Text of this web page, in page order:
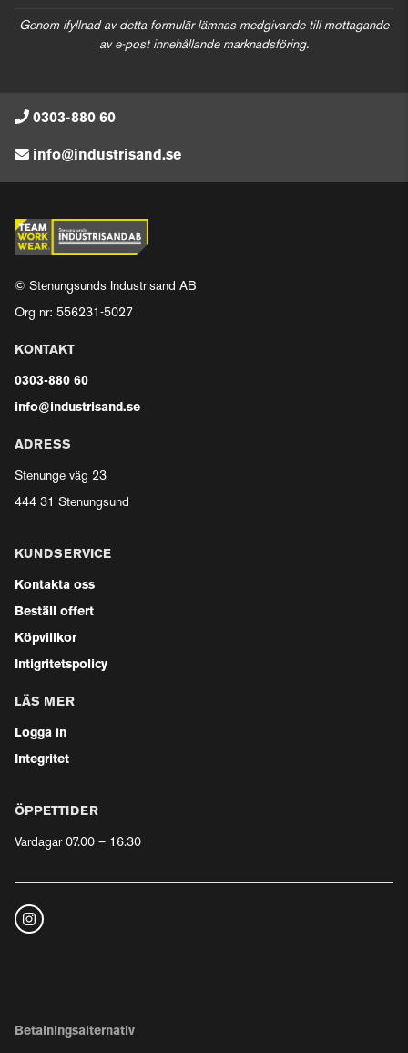
Genom ifyllnad av detta formulär lämnas medgivande till mottagande
av e-post innehållande marknadsföring.
0303-880 60
info@industrisand.se
© Stenungsunds Industrisand AB
Org nr: 556231-5027
KONTAKT
0303-880 60
info@industrisand.se
ADRESS
Stenunge väg 23
444 31 Stenungsund
KUNDSERVICE
Kontakta oss
Beställ offert
Köpvillkor
Intigritetspolicy
LÄS MER
Logga in
Integritet
ÖPPETTIDER
Vardagar 07.00 – 16.30
Betalningsalternativ